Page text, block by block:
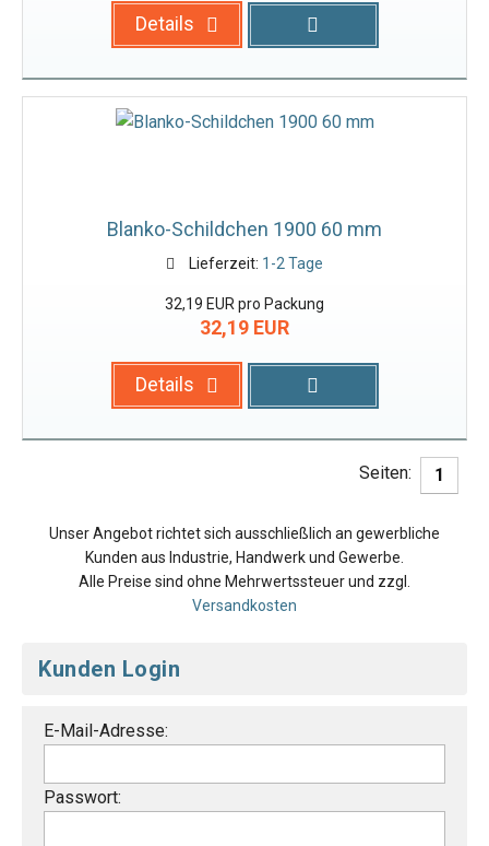
Details
Blanko-Schildchen 1900 60 mm
Lieferzeit: 1-2 Tage
32,19 EUR pro Packung
32,19 EUR
Details
Seiten: 1
Unser Angebot richtet sich ausschließlich an gewerbliche
Kunden aus Industrie, Handwerk und Gewerbe.
Alle Preise sind ohne Mehrwertssteuer und zzgl.
Versandkosten
Kunden Login
E-Mail-Adresse:
Passwort: